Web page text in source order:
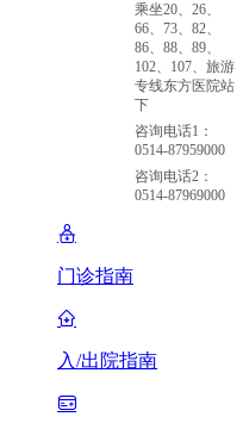
乘坐20、26、
66、73、82、
86、88、89、
102、107、旅游
专线东方医院站
下
咨询电话1：
0514-87959000
咨询电话2：
0514-87969000
门诊指南
入/出院指南